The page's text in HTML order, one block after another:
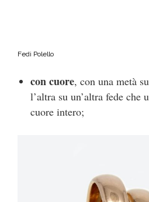
Fedi Polello
con cuore, con una metà
l’altra su un’altra fede che
cuore intero;